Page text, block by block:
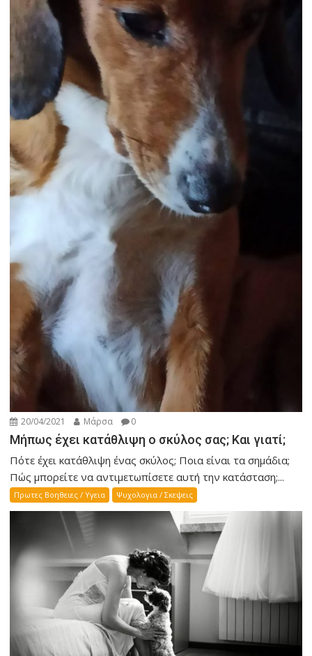
o
n
20/04/2021 Μάρσα 0
Μήπως έχει κατάθλιψη ο σκύλος σας; Και γιατί;
Πότε έχει κατάθλιψη ένας σκύλος; Ποια είναι τα σημάδια;
Πώς μπορείτε να αντιμετωπίσετε αυτή την κατάσταση;...
Πρωτες Βοηθειες / Υγεια Ψυχολογια / Σκεψεις